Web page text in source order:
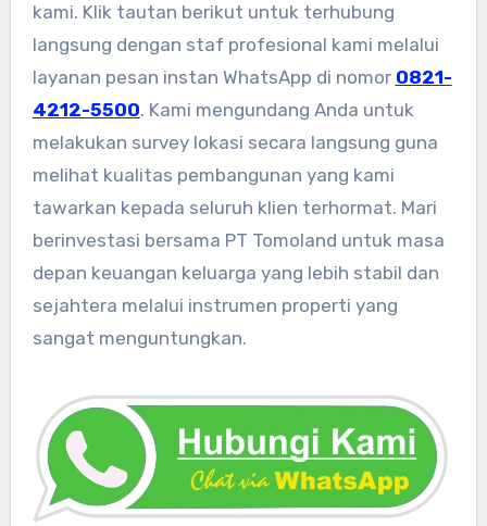
kami. Klik tautan berikut untuk terhubung
langsung dengan staf profesional kami melalui
layanan pesan instan WhatsApp di nomor 0821-
4212-5500. Kami mengundang Anda untuk
melakukan survey lokasi secara langsung guna
melihat kualitas pembangunan yang kami
tawarkan kepada seluruh klien terhormat. Mari
berinvestasi bersama PT Tomoland untuk masa
depan keuangan keluarga yang lebih stabil dan
sejahtera melalui instrumen properti yang
sangat menguntungkan.